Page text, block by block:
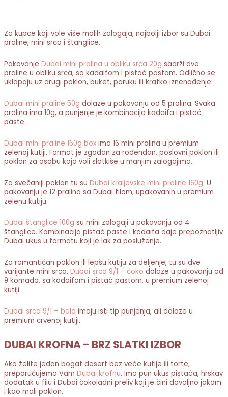
Za kupce koji vole više malih zalogaja, najbolji izbor su Dubai
praline, mini srca i štanglice.
Pakovanje Dubai mini pralina u obliku srca 20g sadrži dve
praline u obliku srca, sa kadaifom i pistać pastom. Odlično se
uklapaju uz drugi poklon, buket, poruku ili kratko iznenađenje.
Dubai mini praline 50g dolaze u pakovanju od 5 pralina. Svaka
pralina ima 10g, a punjenje je kombinacija kadaifa i pistać
paste.
Dubai mini praline 160g box ima 16 mini pralina u premium
zelenoj kutiji. Format je zgodan za rođendan, poslovni poklon ili
poklon za osobu koja voli slatkiše u manjim zalogajima.
Za svečaniji poklon tu su Dubai kraljevske mini praline 160g. U
pakovanju je 12 pralina sa Dubai filom, upakovanih u premium
zelenu kutiju.
Dubai štanglice 100g su mini zalogaji u pakovanju od 4
štanglice. Kombinacija pistać paste i kadaifa daje prepoznatljiv
Dubai ukus u formatu koji je lak za posluženje.
Za romantičan poklon ili lepšu kutiju za deljenje, tu su dve
varijante mini srca. Dubai srca 9/1 – čoko dolaze u pakovanju od
9 komada, sa kadaifom i pistać pastom, u premium zelenoj
kutiji.
Dubai srca 9/1 – bela imaju isti tip punjenja, ali dolaze u
premium crvenoj kutiji.
DUBAI KROFNA – BRZ SLATKI IZBOR
Ako želite jedan bogat desert bez veće kutije ili torte,
preporučujemo Vam Dubai krofnu. Ima pun ukus pistaća, hrskav
dodatak u filu i Dubai čokoladni preliv koji je čini dovoljno jakom
i kao mali poklon.